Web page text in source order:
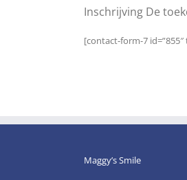
Inschrijving De
[contact-form-7
Maggy’s Smile